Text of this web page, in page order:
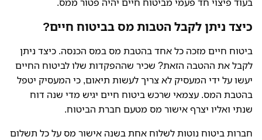
כיצד ניתן לקבל הטבות מס בביטוח חיים?
ביטוח חיים מזכה כל אחד בהטבת מס במס הכנסה. כיצד ניתן
לקבל את ההטבה הזאת? שכיר שההפקדות שלו לביטוח החיים
יעשו על ידי המעסיק לא צריך לעשות תיאום, כי המעסיק יטפל
בהטבת המס. עצמאי שרכש ביטוח חיים יגיש מדי שנה דוח
שנתי ואליו יצרף אישור מס מטעם חברת הביטוח.
חברות ביטוח נוטות לשלוח אחת בשנה אישור מס על כל תשלום